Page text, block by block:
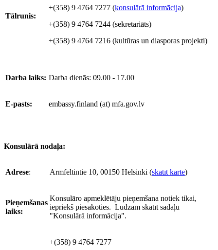
Tālrunis:
+(358) 9 4764 7277 (konsulārā informācija)
+(358) 9 4764 7244 (sekretariāts)
+(358) 9 4764 7216 (kultūras un diasporas projekti)
Darba laiks: Darba dienās: 09.00 - 17.00
E-pasts: embassy.finland (at) mfa.gov.lv
Konsulārā nodaļa:
Adrese: Armfeltintie 10, 00150 Helsinki (skatīt kartē)
Pieņemšanas
laiks:
Konsulāro apmeklētāju pieņemšana notiek tikai,
iepriekš piesakoties. Lūdzam skatīt sadaļu
"Konsulārā informācija".
+(358) 9 4764 7277